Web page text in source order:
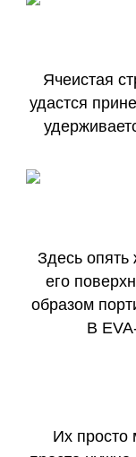
Ячеистая
удастся
Здесь опять
его
образом
В
Их просто